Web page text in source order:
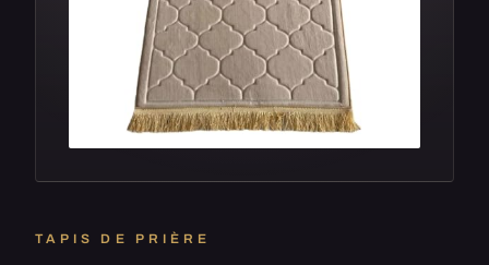
TAPIS DE PRIÈRE